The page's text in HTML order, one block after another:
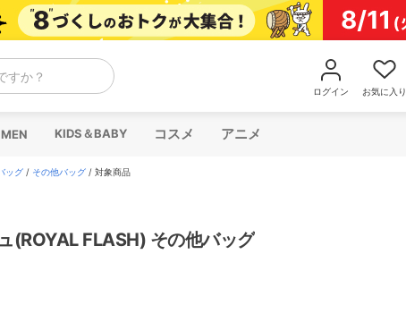
すか？
ログイン お気に入り
MEN KIDS＆BABY コスメ アニメ
ッグ / その他バッグ / 対象商品
(ROYAL FLASH) その他バッグ